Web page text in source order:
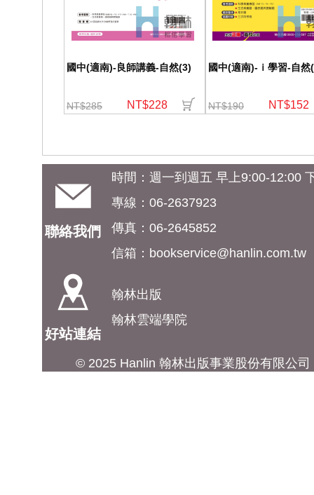
國中(適南)-良師講義-自然(3)
NT$285 NT$228
國中(適南)-ｉ學習-自然
NT$190 NT$152
聯絡我們
時間：週一到週五 早上9:00-12:00
專線：06-2637923
傳真：06-2645852
信箱： bookservice@hanlin.com.tw
好站連結
翰林出版
翰林雲端學院
© 2025 Hanlin 翰林出版事業股份有限公司